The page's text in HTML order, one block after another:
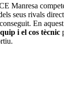
Manresa
seus rivals
En
i el cos tècnic